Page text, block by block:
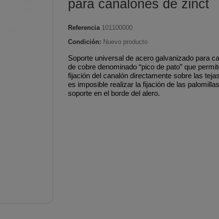
Tubería aislada de acero
inoxidable para
condensación
Biomasa
Tubería aislada de cobre
para condensación
Tubería
Tubería de
vitrificado
Pulverizadores a batería
motorizados
arranque
desbrozadoras
desbrozadoras
Tornillos embrague
desbrozadoras
Segmentos
para canalones de zinct
Referencia 101100000
Condición: Nuevo producto
Soporte universal de acero galvanizado para
de cobre denominado “pico de pato” que
fijación del canalón directamente sobre las
es imposible realizar la fijación de las
soporte en el borde del alero.